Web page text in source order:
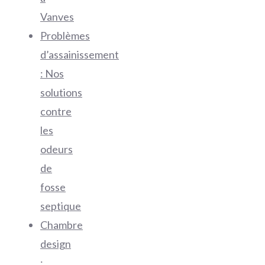
Vanves
Problèmes
d’assainissement
: Nos
solutions
contre
les
odeurs
de
fosse
septique
Chambre
design